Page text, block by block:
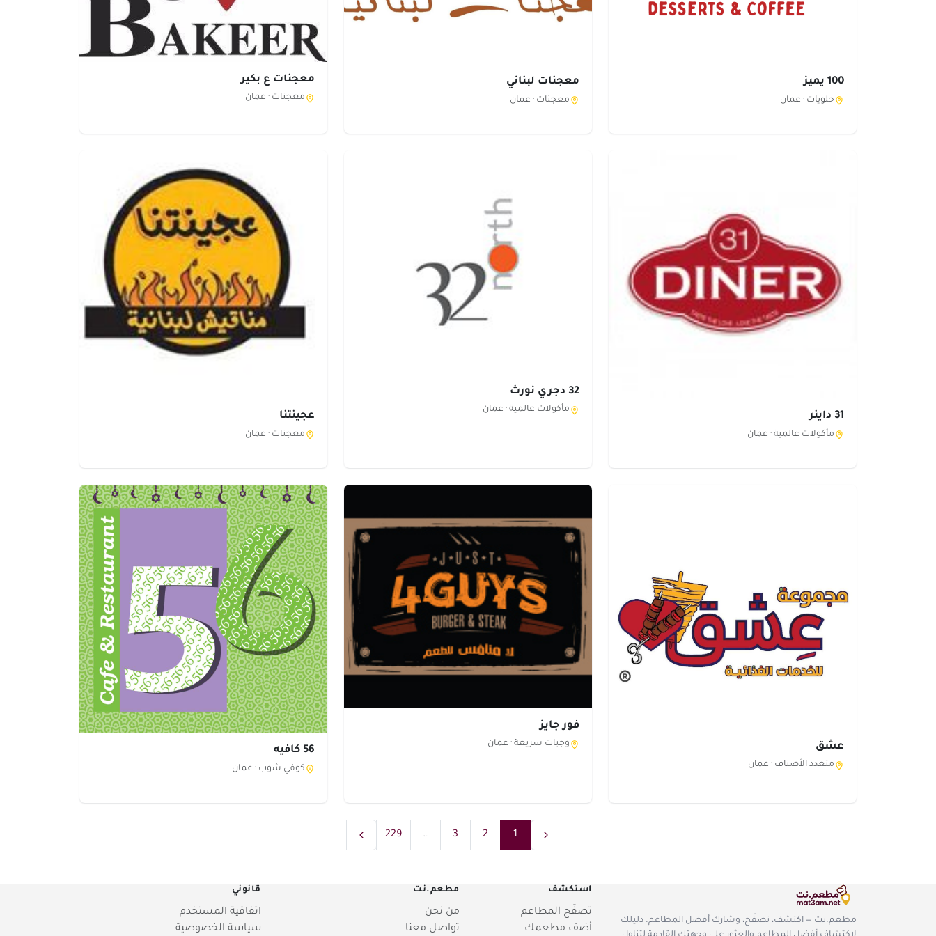
100 يميز
حلويات · عمان
معجنات لبناني
معجنات · عمان
معجنات ع بكير
معجنات · عمان
31 داينر
مأكولات عالمية · عمان
32 دجري نورث
مأكولات عالمية · عمان
عجينتنا
معجنات · عمان
عشق
متعدد الأصناف · عمان
فور جايز
وجبات سريعة · عمان
56 كافيه
كوفي شوب · عمان
1
2
3
…
229
مطعم.نت — اكتشف، تصفّح، وشارك أفضل المطاعم. دليلك
استكشف
تصفّح المطاعم
أضف مطعمك
مطعم.نت
من نحن
تواصل معنا
قانوني
اتفاقية المستخدم
سياسة الخصوصية